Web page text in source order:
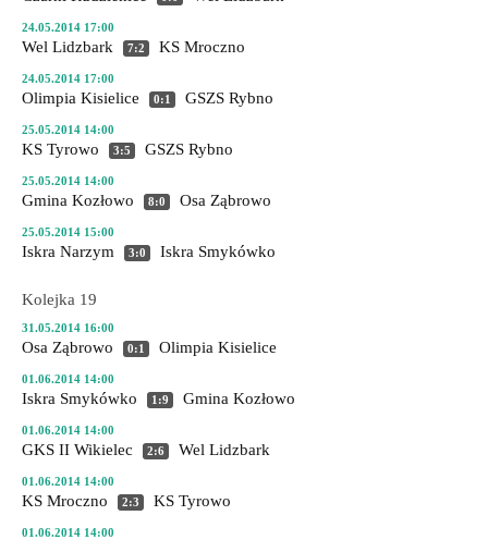
24.05.2014 17:00
Wel Lidzbark 7:2 KS Mroczno
24.05.2014 17:00
Olimpia Kisielice 0:1 GSZS Rybno
25.05.2014 14:00
KS Tyrowo 3:5 GSZS Rybno
25.05.2014 14:00
Gmina Kozłowo 8:0 Osa Ząbrowo
25.05.2014 15:00
Iskra Narzym 3:0 Iskra Smykówko
Kolejka 19
31.05.2014 16:00
Osa Ząbrowo 0:1 Olimpia Kisielice
01.06.2014 14:00
Iskra Smykówko 1:9 Gmina Kozłowo
01.06.2014 14:00
GKS II Wikielec 2:6 Wel Lidzbark
01.06.2014 14:00
KS Mroczno 2:3 KS Tyrowo
01.06.2014 14:00